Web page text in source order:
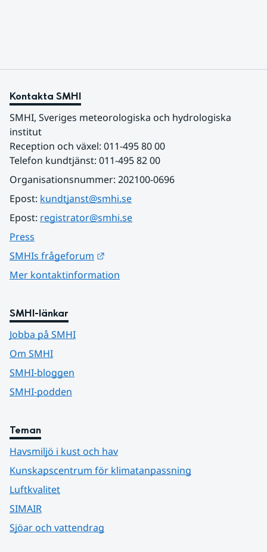
Kontakta SMHI
SMHI, Sveriges meteorologiska och hydrologiska
institut
Reception och växel: 011-495 80 00
Telefon kundtjänst: 011-495 82 00
Organisationsnummer: 202100-0696
Epost: kundtjanst@smhi.se
Epost: registrator@smhi.se
Press
SMHIs frågeforum
Mer kontaktinformation
SMHI-länkar
Jobba på SMHI
Om SMHI
SMHI-bloggen
SMHI-podden
Teman
Havsmiljö i kust och hav
Kunskapscentrum för klimatanpassning
Luftkvalitet
SIMAIR
Sjöar och vattendrag